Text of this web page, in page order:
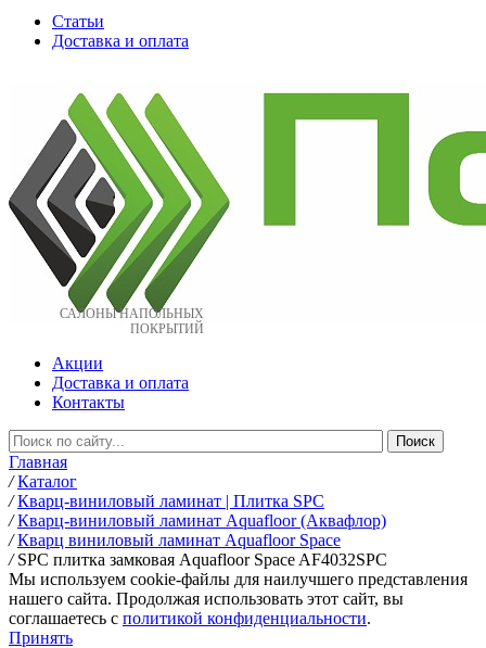
Статьи
Доставка и оплата
САЛОНЫ НАПОЛЬНЫХ
ПОКРЫТИЙ
Акции
Доставка и оплата
Контакты
Главная
/ Каталог
/ Кварц-виниловый ламинат | Плитка SPC
/ Кварц-виниловый ламинат Aquafloor (Аквафлор)
/ Кварц виниловый ламинат Aquafloor Space
/ SPC плитка замковая Aquafloor Space AF4032SPC
Мы используем cookie-файлы для наилучшего представления
нашего сайта. Продолжая использовать этот сайт, вы
соглашаетесь c политикой конфиденциальности.
Принять